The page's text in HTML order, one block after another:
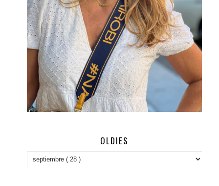
OLDIES